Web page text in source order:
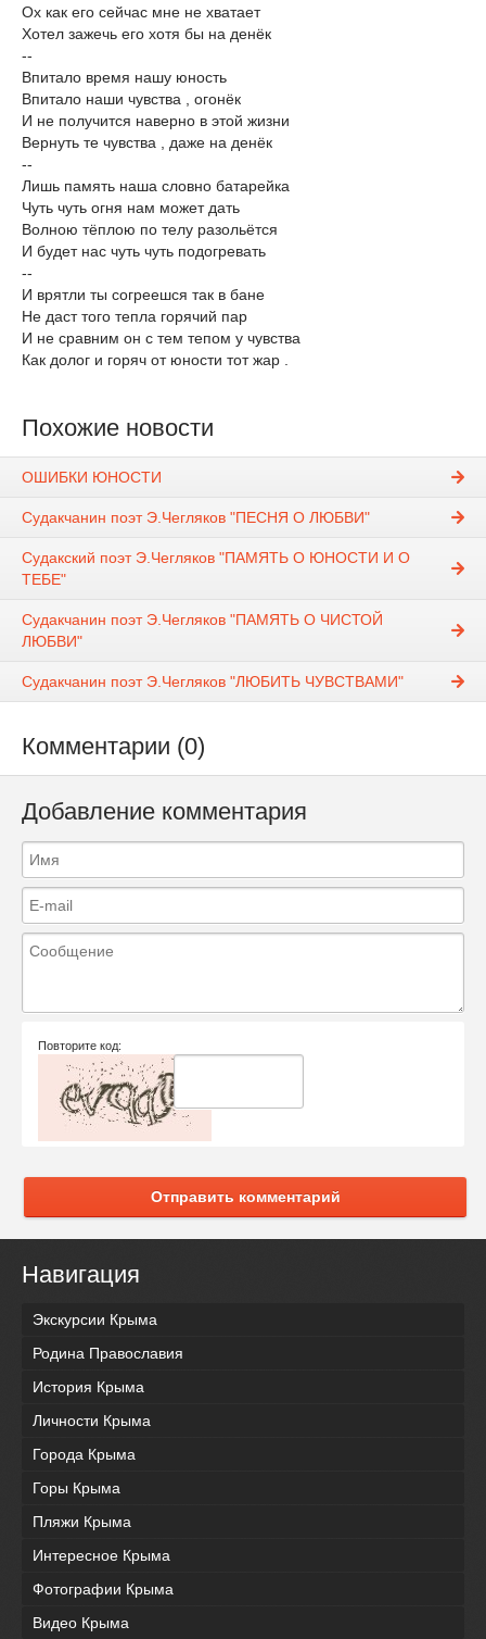
Ох как его сейчас мне не хватает
Хотел зажечь его хотя бы на денёк
--
Впитало время нашу юность
Впитало наши чувства , огонёк
И не получится наверно в этой жизни
Вернуть те чувства , даже на денёк
--
Лишь память наша словно батарейка
Чуть чуть огня нам может дать
Волною тёплою по телу разольётся
И будет нас чуть чуть подогревать
--
И врятли ты согреешся так в бане
Не даст того тепла горячий пар
И не сравним он с тем тепом у чувства
Как долог и горяч от юности тот жар .
Похожие новости
ОШИБКИ ЮНОСТИ
Судакчанин поэт Э.Чегляков "ПЕСНЯ О ЛЮБВИ"
Судакский поэт Э.Чегляков "ПАМЯТЬ О ЮНОСТИ И О
ТЕБЕ"
Судакчанин поэт Э.Чегляков "ПАМЯТЬ О ЧИСТОЙ
ЛЮБВИ"
Судакчанин поэт Э.Чегляков "ЛЮБИТЬ ЧУВСТВАМИ"
Комментарии (0)
Добавление комментария
Повторите код:
Отправить комментарий
Навигация
Экскурсии Крыма
Родина Православия
История Крыма
Личности Крыма
Города Крыма
Горы Крыма
Пляжи Крыма
Интересное Крыма
Фотографии Крыма
Видео Крыма